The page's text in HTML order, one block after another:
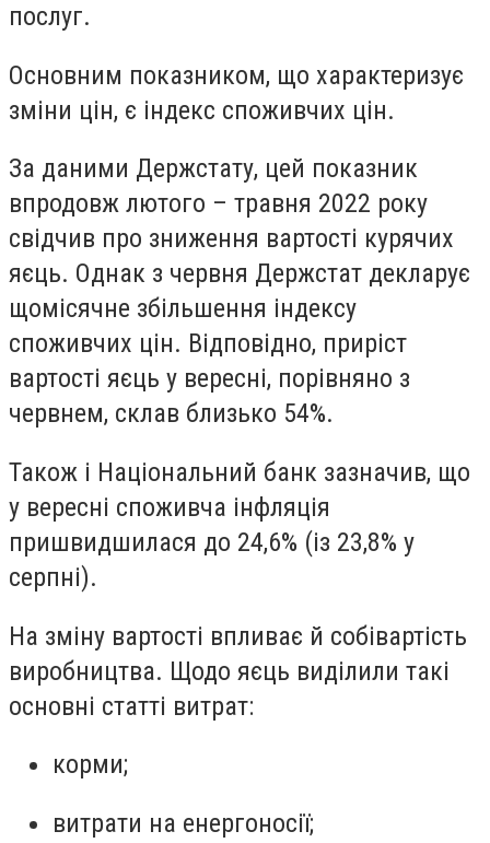
послуг.
Основним показником, що характеризує
зміни цін, є індекс споживчих цін.
За даними Держстату, цей показник
впродовж лютого – травня 2022 року
свідчив про зниження вартості курячих
яєць. Однак з червня Держстат декларує
щомісячне збільшення індексу
споживчих цін. Відповідно, приріст
вартості яєць у вересні, порівняно з
червнем, склав близько 54%.
Також і Національний банк зазначив, що
у вересні споживча інфляція
пришвидшилася до 24,6% (із 23,8% у
серпні).
На зміну вартості впливає й собівартість
виробництва. Щодо яєць виділили такі
основні статті витрат:
корми;
витрати на енергоносії;